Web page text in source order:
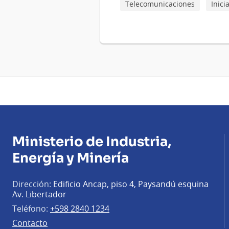
Telecomunicaciones
Ministerio de Industria,
Energía y Minería
Dirección: Edificio Ancap, piso 4, Paysandú esquina
Av. Libertador
Teléfono: +598 2840 1234
Contacto